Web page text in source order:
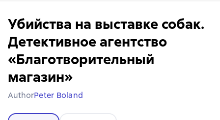
Убийства на выставке собак.
Детективное агентство
«Благотворительный
магазин»
AuthorPeter Boland